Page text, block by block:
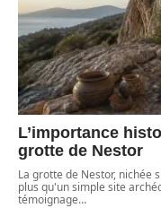
L’importance
grotte de Nestor
La grotte de Nestor, nichée
plus qu'un simple site
témoignage…